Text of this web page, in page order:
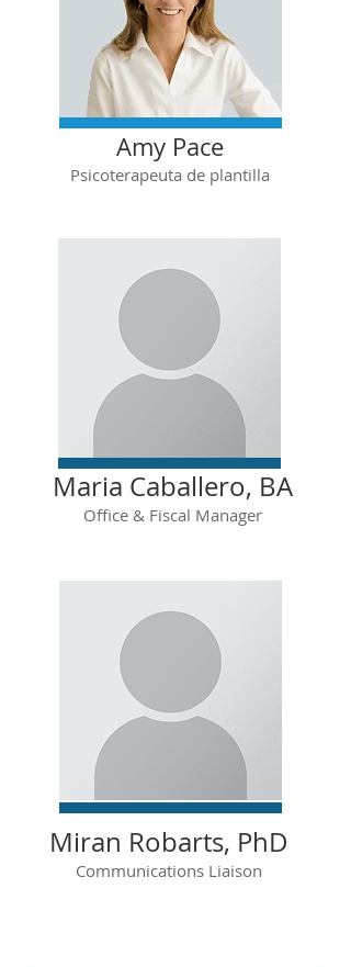
Maria Caballero, BA
Office & Fiscal Manager
Miran Robarts, PhD
Communications Liaison
Amy Pace
Psicoterapeuta de plantilla